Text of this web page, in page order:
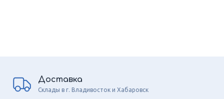
Доставка
Склады в г. Владивосток и Хабаровск